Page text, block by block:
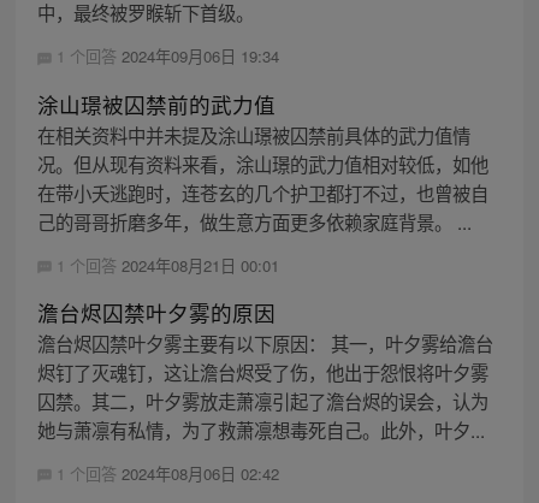
中，最终被罗睺斩下首级。
1 个回答 2024年09月06日 19:34
涂山璟被囚禁前的武力值
在相关资料中并未提及涂山璟被囚禁前具体的武力值情
况。但从现有资料来看，涂山璟的武力值相对较低，如他
在带小夭逃跑时，连苍玄的几个护卫都打不过，也曾被自
己的哥哥折磨多年，做生意方面更多依赖家庭背景。 ...
1 个回答 2024年08月21日 00:01
澹台烬囚禁叶夕雾的原因
澹台烬囚禁叶夕雾主要有以下原因： 其一，叶夕雾给澹台
烬钉了灭魂钉，这让澹台烬受了伤，他出于怨恨将叶夕雾
囚禁。其二，叶夕雾放走萧凛引起了澹台烬的误会，认为
她与萧凛有私情，为了救萧凛想毒死自己。此外，叶夕...
1 个回答 2024年08月06日 02:42